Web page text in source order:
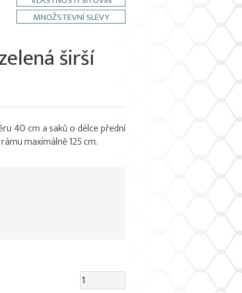
MNOŽSTEVNÍ SLEVY
širší
40 cm a saků o délce přední
maximálně 125 cm.